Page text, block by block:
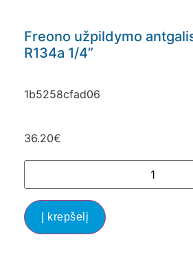
Freono užpildymo
R134a 1/4”
1b5258cfad06
36.20€
Į krepšelį